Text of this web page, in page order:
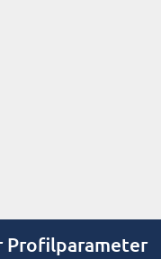
Profilparameter